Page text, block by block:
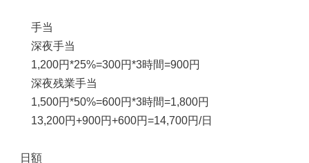
手当
深夜手当
1,200円*25%=300円*3時間=900円
深夜残業手当
1,500円*50%=600円*3時間=1,800円
13,200円+900円+600円=14,700円/日
日額